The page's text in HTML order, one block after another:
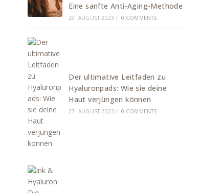
Eine sanfte Anti-Aging-Methode
29. AUGUST 2023 / 0 COMMENTS
Der ultimative Leitfaden zu
Hyaluronpads: Wie sie deine
Haut verjüngen können
27. AUGUST 2023 / 0 COMMENTS